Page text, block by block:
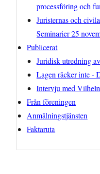
processföring och
Juristernas och
Seminarier 25
Publicerat
Juridisk utredning
Lagen räcker inte -
Intervju med
Från föreningen
Anmälningstjänsten
Faktaruta